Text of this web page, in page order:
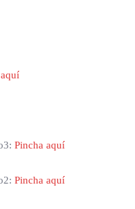
Pincha aquí
Pincha aquí